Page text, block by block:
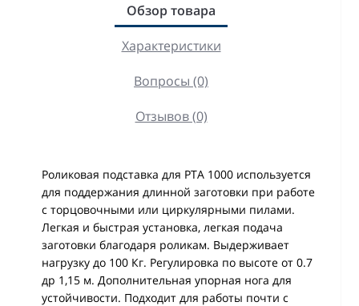
Обзор товара
Характеристики
Вопросы (0)
Отзывов (0)
Роликовая подставка для PTA 1000 используется
для поддержания длинной заготовки при работе
с торцовочными или циркулярными пилами.
Легкая и быстрая установка, легкая подача
заготовки благодаря роликам. Выдерживает
нагрузку до 100 Кг. Регулировка по высоте от 0.7
др 1,15 м. Дополнительная упорная нога для
устойчивости. Подходит для работы почти с